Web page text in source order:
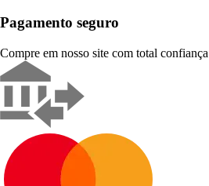
Pagamento seguro
Compre em nosso site com total confiança